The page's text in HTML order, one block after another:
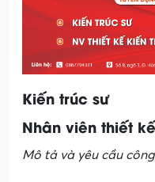
Kiến trúc sư
Nhân viên thiết
Mô tả và yêu cầu